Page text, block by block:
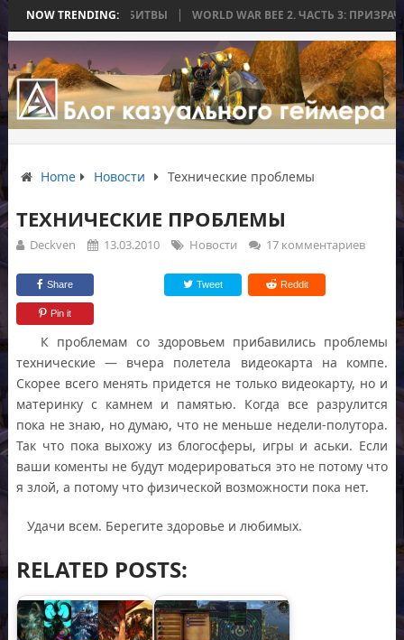
NOW TRENDING:
БЕЗ БИТВЫ WORLD WAR BEE 2. ЧАСТЬ 3:
Home Новости Технические проблемы
ТЕХНИЧЕСКИЕ ПРОБЛЕМЫ
Deckven 13.03.2010 Новости 17 комментариев
Share Tweet Reddit
Pin it
К проблемам со здоровьем прибавились проблемы
технические — вчера полетела видеокарта на компе.
Скорее всего менять придется не только видеокарту, но и
материнку с камнем и памятью. Когда все разрулится
пока не знаю, но думаю, что не меньше недели-полутора.
Так что пока выхожу из блогосферы, игры и аськи. Если
ваши коменты не будут модерироваться это не потому что
я злой, а потому что физической возможности пока нет.
Удачи всем. Берегите здоровье и любимых.
RELATED POSTS: